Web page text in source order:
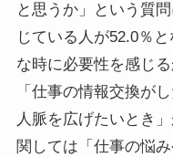
と思うか」という質
じている人が52.0％
な時に必要性を感じ
「仕事の情報交換が
人脈を広げたいとき
関しては「仕事の悩